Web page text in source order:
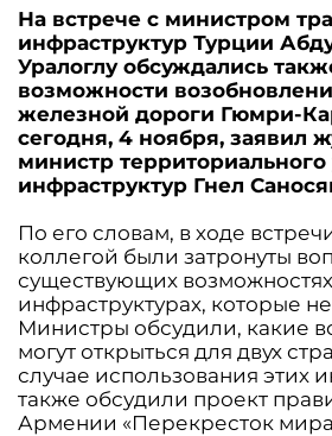
На встрече с министром
инфраструктур Турции
Уралоглу обсуждались
возможности
железной дороги Гюмри-
сегодня, 4 ноября, заявил
министр
инфраструктур Гнел
По его словам, в ходе
коллегой были затронуты
существующих
инфраструктурах, которые
Министры обсудили, какие
могут открыться для двух
случае использования этих
также обсудили проект
Армении «Перекресток